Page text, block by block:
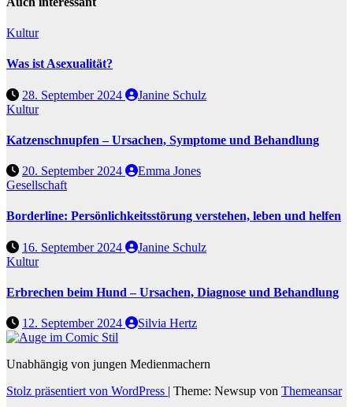
Kultur
Was ist Asexualität?
28. September 2024
Janine Schulz
Kultur
Katzenschnupfen – Ursachen, Symptome und Behandlung
20. September 2024
Emma Jones
Gesellschaft
Borderline: Persönlichkeitsstörung verstehen, leben und helfen
16. September 2024
Janine Schulz
Kultur
Erbrechen beim Hund – Ursachen, Diagnose und Behandlung
12. September 2024 Silvia Hertz
Unabhängig von jungen Medienmachern
Stolz präsentiert von WordPress | Theme: Newsup von Themeansar